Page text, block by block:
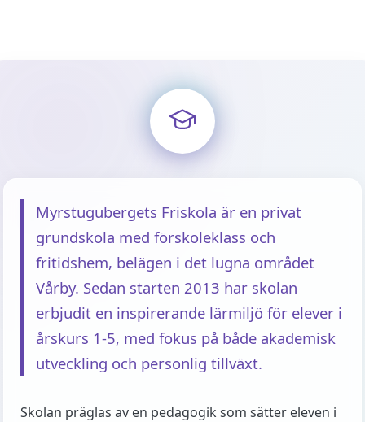
Myrstugubergets Friskola är en privat
grundskola med förskoleklass och
fritidshem, belägen i det lugna området
Vårby. Sedan starten 2013 har skolan
erbjudit en inspirerande lärmiljö för elever i
årskurs 1-5, med fokus på både akademisk
utveckling och personlig tillväxt.
Skolan präglas av en pedagogik som sätter eleven i